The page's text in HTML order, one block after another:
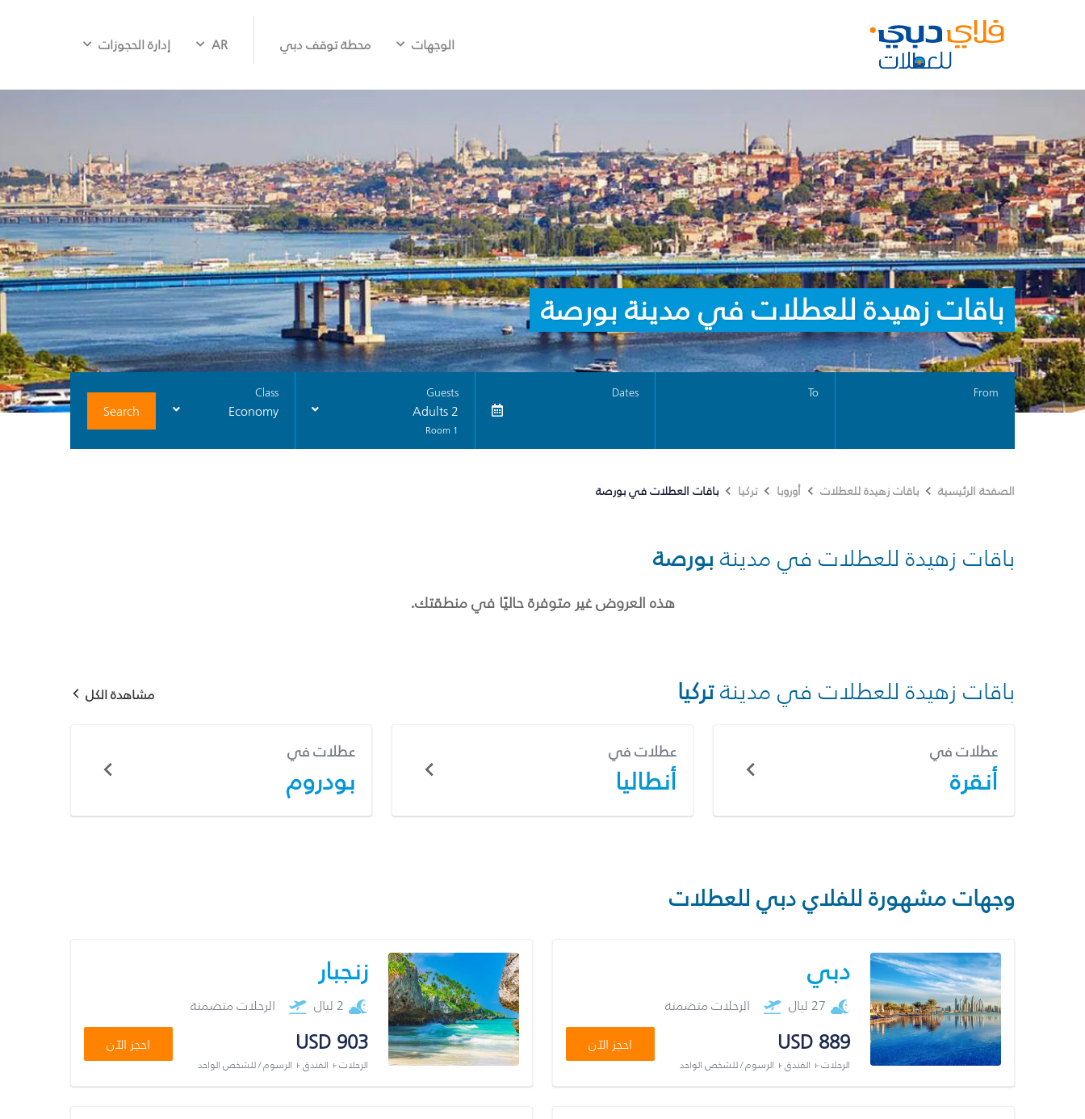
الوجهات محطة توقف دبي AR إدارة الحجوزات
باقات زهيدة للعطلات في مدينة بورصة
From
To
Dates
Guests
2 Adults
1 Room
Class
Economy
Search
الصفحة الرئيسية باقات زهيدة للعطلات أوروبا تركيا باقات العطلات في بورصة
باقات زهيدة للعطلات في مدينة بورصة
هذه العروض غير متوفرة حاليًا في منطقتك.
باقات زهيدة للعطلات في مدينةتركيا مشاهدة الكل
عطلات في
أنقرة
عطلات في
أنطاليا
عطلات في
بودروم
وجهات مشهورة للفلاي دبي للعطلات
دبي
27 ليال الرحلات متضمنة
USD 889
الرحلات + الفندق + الرسوم / للشخص الواحد
احجز الآن
زنجبار
2 ليال الرحلات متضمنة
USD 903
الرحلات + الفندق + الرسوم / للشخص الواحد
احجز الآن